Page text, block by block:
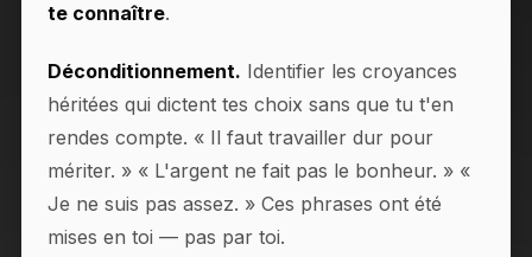
te connaître.
Déconditionnement. Identifier les croyances
héritées qui dictent tes choix sans que tu t'en
rendes compte. « Il faut travailler dur pour
mériter. » « L'argent ne fait pas le bonheur. » «
Je ne suis pas assez. » Ces phrases ont été
mises en toi — pas par toi.